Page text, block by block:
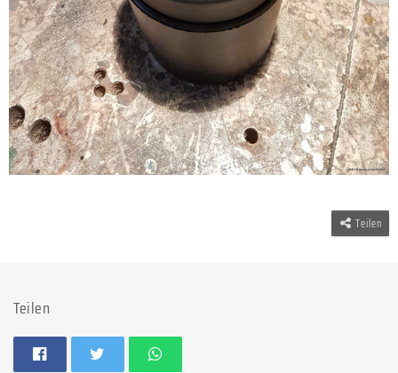
Teilen
Teilen